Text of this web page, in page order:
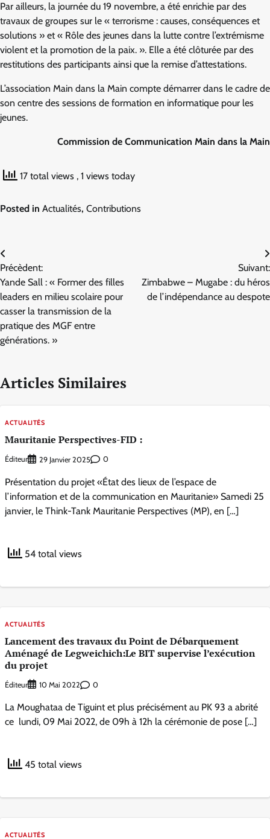
Par ailleurs, la journée du 19 novembre, a été enrichie par des
travaux de groupes sur le « terrorisme : causes, conséquences et
solutions » et « Rôle des jeunes dans la lutte contre l’extrémisme
violent et la promotion de la paix. ». Elle a été clôturée par des
restitutions des participants ainsi que la remise d’attestations.
L’association Main dans la Main compte démarrer dans le cadre de
son centre des sessions de formation en informatique pour les
jeunes.
Commission de Communication Main dans la Main
17 total views , 1 views today
Posted in Actualités, Contributions
Navigation
de
l’article
Précèdent:
Yande Sall : « Former des filles
leaders en milieu scolaire pour
casser la transmission de la
pratique des MGF entre
générations. »
Suivant:
Zimbabwe – Mugabe : du héros
de l’indépendance au despote
Articles Similaires
ACTUALITÉS
Mauritanie Perspectives-FID :
Éditeur 29 Janvier 2025 0
Présentation du projet «État des lieux de l’espace de
l’information et de la communication en Mauritanie» Samedi 25
janvier, le Think-Tank Mauritanie Perspectives (MP), en […]
54 total views
ACTUALITÉS
Lancement des travaux du Point de Débarquement
Aménagé de Legweichich:Le BIT supervise l’exécution
du projet
Éditeur 10 Mai 2022 0
La Moughataa de Tiguint et plus précisément au PK 93 a abrité
ce lundi, 09 Mai 2022, de 09h à 12h la cérémonie de pose […]
45 total views
ACTUALITÉS